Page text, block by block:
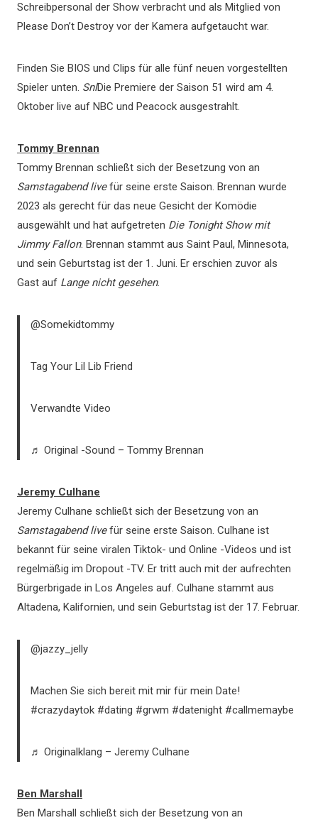
Schreibpersonal der Show verbracht und als Mitglied von
Please Don’t Destroy vor der Kamera aufgetaucht war.
Finden Sie BIOS und Clips für alle fünf neuen vorgestellten
Spieler unten. SnlDie Premiere der Saison 51 wird am 4.
Oktober live auf NBC und Peacock ausgestrahlt.
Tommy Brennan
Tommy Brennan schließt sich der Besetzung von an
Samstagabend livefür seine erste Saison. Brennan wurde
2023 als gerecht für das neue Gesicht der Komödie
ausgewählt und hat aufgetreten Die Tonight Show mit
Jimmy Fallon. Brennan stammt aus Saint Paul, Minnesota,
und sein Geburtstag ist der 1. Juni. Er erschien zuvor als
Gast auf Lange nicht gesehen.
@Somekidtommy
Tag Your Lil Lib Friend
Verwandte Video
♬ Original -Sound – Tommy Brennan
Jeremy Culhane
Jeremy Culhane schließt sich der Besetzung von an
Samstagabend livefür seine erste Saison. Culhane ist
bekannt für seine viralen Tiktok- und Online -Videos und ist
regelmäßig im Dropout -TV. Er tritt auch mit der aufrechten
Bürgerbrigade in Los Angeles auf. Culhane stammt aus
Altadena, Kalifornien, und sein Geburtstag ist der 17. Februar.
@jazzy_jelly
Machen Sie sich bereit mit mir für mein Date!
#crazydaytok #dating #grwm #datenight #callmemaybe
♬ Originalklang – Jeremy Culhane
Ben Marshall
Ben Marshall schließt sich der Besetzung von an